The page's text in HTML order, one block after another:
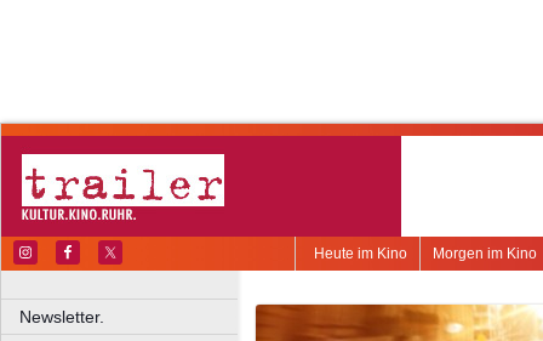
Morgen im Kino
Heute im Kino
Newsletter.